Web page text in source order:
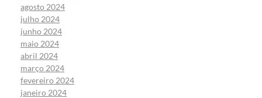
agosto 2024
julho 2024
junho 2024
maio 2024
abril 2024
março 2024
fevereiro 2024
janeiro 2024